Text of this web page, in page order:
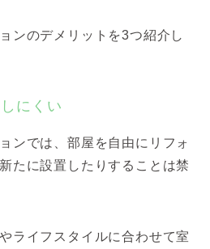
ンのデメリットを3つ紹介し
にくい
ンでは、部屋を自由にリフォ
たに設置したりすることは禁
ライフスタイルに合わせて室